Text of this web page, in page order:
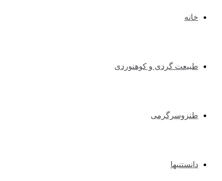
خانه
طبیعت گردی و کوهنوردی
طنزوسرگرمی
دانستنیها